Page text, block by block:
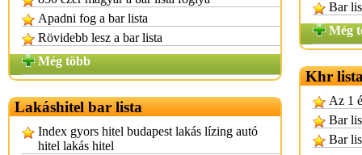
Apadni fog a bar lista
Rövidebb lesz a bar lista
Még több
Lakáshitel bar lista
Index gyors hitel budapest lakás lízing autó
hitel lakás hitel
Bar
Még
Khr
Az 1
Bar
Bar